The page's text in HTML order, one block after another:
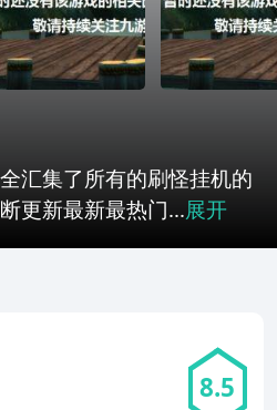
汇集了所有的刷怪挂机的
更新最新最热门...展开
8.5